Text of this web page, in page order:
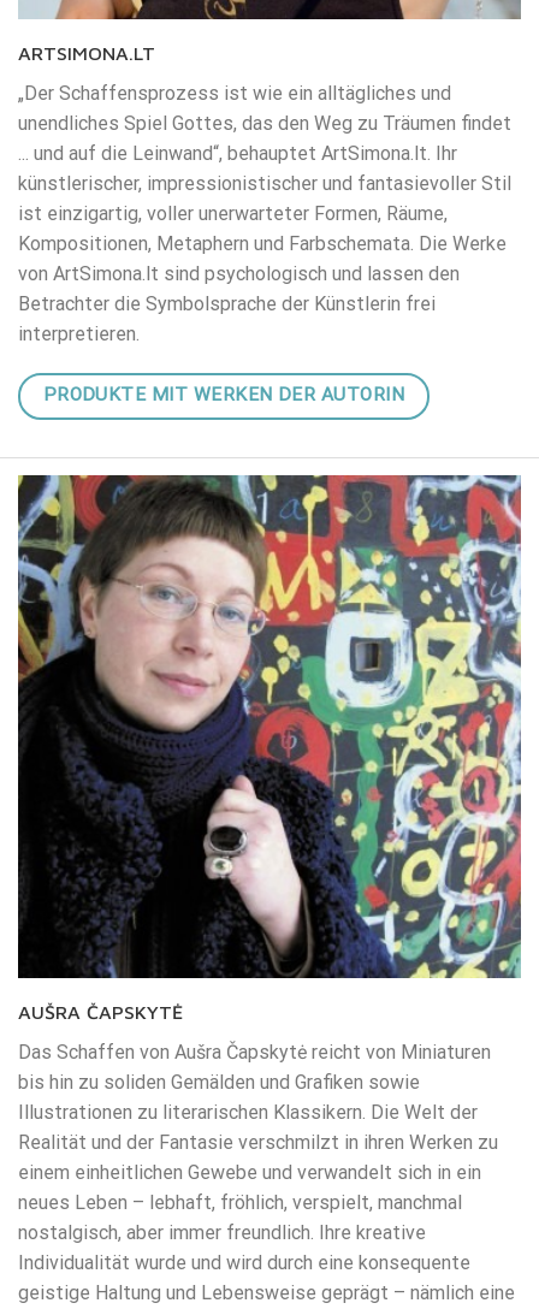
ARTSIMONA.LT
„Der Schaffensprozess ist wie ein alltägliches und
unendliches Spiel Gottes, das den Weg zu Träumen findet
... und auf die Leinwand“, behauptet ArtSimona.lt. Ihr
künstlerischer, impressionistischer und fantasievoller Stil
ist einzigartig, voller unerwarteter Formen, Räume,
Kompositionen, Metaphern und Farbschemata. Die Werke
von ArtSimona.lt sind psychologisch und lassen den
Betrachter die Symbolsprache der Künstlerin frei
interpretieren.
PRODUKTE MIT WERKEN DER AUTORIN
AUŠRA ČAPSKYTĖ
Das Schaffen von Aušra Čapskytė reicht von Miniaturen
bis hin zu soliden Gemälden und Grafiken sowie
Illustrationen zu literarischen Klassikern. Die Welt der
Realität und der Fantasie verschmilzt in ihren Werken zu
einem einheitlichen Gewebe und verwandelt sich in ein
neues Leben – lebhaft, fröhlich, verspielt, manchmal
nostalgisch, aber immer freundlich. Ihre kreative
Individualität wurde und wird durch eine konsequente
geistige Haltung und Lebensweise geprägt – nämlich eine